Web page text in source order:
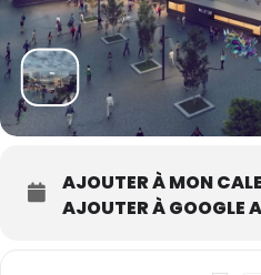
AJOUTER À MON
AJOUTER À GOOGLE